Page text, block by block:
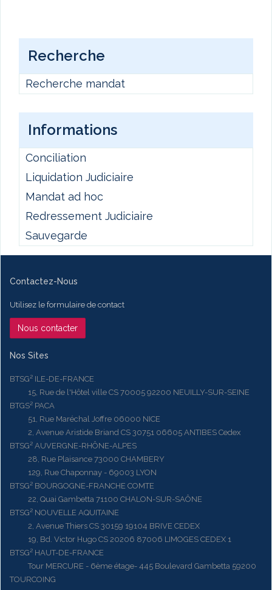
Recherche
Recherche mandat
Informations
Conciliation
Liquidation Judiciaire
Mandat ad hoc
Redressement Judiciaire
Sauvegarde
Contactez-Nous
Utilisez le formulaire de contact
Nous contacter
Nos Sites
BTSG² ILE-DE-FRANCE
15, Rue de l'Hôtel ville CS 70005 92200 NEUILLY-SUR-SEINE
BTGS² PACA
51, Rue Maréchal Joffre 06000 NICE
2, Avenue Aristide Briand CS 30751 06605 ANTIBES Cedex
BTSG² AUVERGNE-RHÔNE-ALPES
28, Rue Plaisance 73000 CHAMBERY
129, Rue Chaponnay - 69003 LYON
BTSG² BOURGOGNE-FRANCHE COMTE
22, Quai Gambetta 71100 CHALON-SUR-SAÔNE
BTSG² NOUVELLE AQUITAINE
2, Avenue Thiers CS 30159 19104 BRIVE CEDEX
19, Bd. Victor Hugo CS 20206 87006 LIMOGES CEDEX 1
BTSG² HAUT-DE-FRANCE
Tour MERCURE - 6ème étage- 445 Boulevard Gambetta 59200
TOURCOING